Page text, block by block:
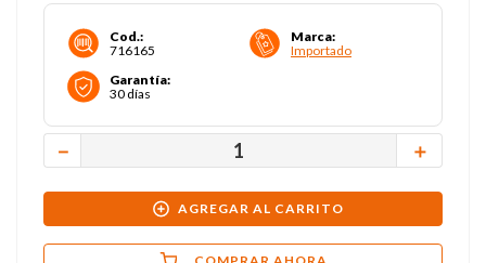
Cod.:
716165
Marca:
Importado
Garantía:
30 días
＋
－
AGREGAR AL CARRITO